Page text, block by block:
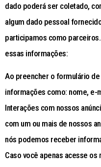
dado poderá ser coletado,
algum dado pessoal
participamos como
essas informações:
Ao preencher o formulário
informações como: nome, e-
Interações com nossos
com um ou mais de nossos
nós podemos receber
Caso você apenas acesse